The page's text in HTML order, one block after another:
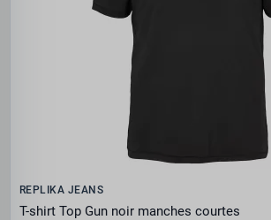
REPLIKA JEANS
T-shirt Top Gun noir manches courtes